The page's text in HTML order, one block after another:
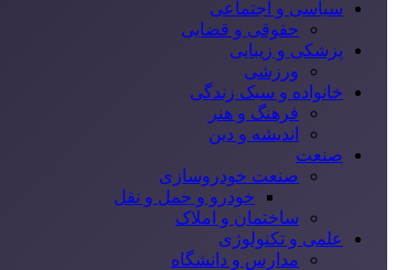
سیاسی و اجتماعی
حقوقی و قضایی
پزشکی و زیبایی
ورزشی
خانواده و سبک زندگی
فرهنگ و هنر
اندیشه و دین
صنعت
صنعت خودروسازی
خودرو و حمل و نقل
ساختمان و املاک
علمی و تکنولوژی
مدارس و دانشگاه